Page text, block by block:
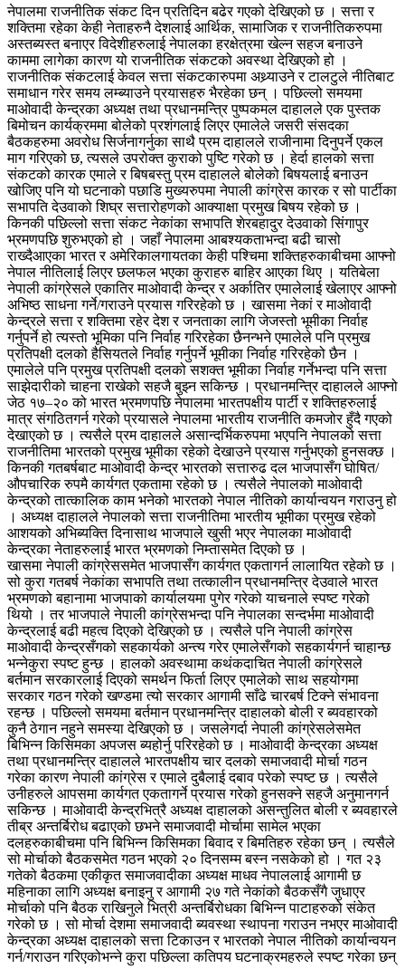
नेपालमा राजनीतिक संकट दिन प्रतिदिन बढेर गएको देखिएको छ । सत्ता र
शक्तिमा रहेका केही नेताहरुनै देशलाई आर्थिक, सामाजिक र राजनीतिकरुपमा
अस्तब्यस्त बनाएर विदेशीहरुलाई नेपालका हरक्षेत्रमा खेल्न सहज बनाउने
काममा लागेका कारण यो राजनीतिक संकटको अवस्था देखिएको हो ।
राजनीतिक संकटलाई केवल सत्ता संकटकारुपमा अथ्र्याउने र टालटुले नीतिबाट
समाधान गरेर समय लम्ब्याउने प्रयासहरु भैरहेका छन् । पछिल्लो समयमा
माओवादी केन्द्रका अध्यक्ष तथा प्रधानमन्त्रि पुष्पकमल दाहालले एक पुस्तक
बिमोचन कार्यक्रममा बोलेको प्रशंगलाई लिएर एमालेले जसरी संसदका
बैठकहरुमा अवरोध सिर्जनागर्नुका साथै प्रम दाहालले राजीनामा दिनुपर्ने एकल
माग गरिएको छ, त्यसले उपरोक्त कुराको पुष्टि गरेको छ । हेर्दा हालको सत्ता
संकटको कारक एमाले र बिषबस्तु प्रम दाहालले बोलेको बिषयलाई बनाउन
खोजिए पनि यो घटनाको पछाडि मुख्यरुपमा नेपाली कांग्रेस कारक र सो पार्टीका
सभापति देउवाको शिघ्र सत्तारोहणको आक्याक्षा प्रमुख बिषय रहेको छ ।
किनकी पछिल्लो सत्ता संकट नेकांका सभापति शेरबहादुर देउवाको सिंगापुर
भ्रमणपछि शुरुभएको हो । जहाँ नेपालमा आबश्यकताभन्दा बढी चासो
राख्दैआएका भारत र अमेरिकालगायतका केही पश्चिमा शक्तिहरुकाबीचमा आफ्नो
नेपाल नीतिलाई लिएर छलफल भएका कुराहरु बाहिर आएका थिए । यतिबेला
नेपाली कांग्रेसले एकातिर माओवादी केन्द्र र अर्कातिर एमालेलाई खेलाएर आफ्नो
अभिष्ठ साधना गर्ने/गराउने प्रयास गरिरहेको छ । खासमा नेकां र माओवादी
केन्द्रले सत्ता र शक्तिमा रहेर देश र जनताका लागि जेजस्तो भूमीका निर्वाह
गर्नुपर्ने हो त्यस्तो भूमिका पनि निर्वाह गरिरहेका छैनन्भने एमालेले पनि प्रमुख
प्रतिपक्षी दलको हैसियतले निर्वाह गर्नुपर्ने भूमीका निर्वाह गरिरहेको छैन ।
एमालेले पनि प्रमुख प्रतिपक्षी दलको सशक्त भूमीका निर्वाह गर्नेभन्दा पनि सत्ता
साझेदारीको चाहना राखेको सहजै बुझ्न सकिन्छ । प्रधानमन्त्रि दाहालले आफ्नो
जेठ १७–२० को भारत भ्रमणपछि नेपालमा भारतपक्षीय पार्टी र शक्तिहरुलाई
मात्र संगठितगर्न गरेको प्रयासले नेपालमा भारतीय राजनीति कमजोर हुँदै गएको
देखाएको छ । त्यसैले प्रम दाहालले असान्दर्भिकरुपमा भएपनि नेपालको सत्ता
राजनीतिमा भारतको प्रमुख भूमीका रहेको देखाउने प्रयास गर्नुभएको हुनसक्छ ।
किनकी गतबर्षबाट माओवादी केन्द्र भारतको सत्तारुढ दल भाजपासँग घोषित/
औपचारिक रुपमै कार्यगत एकतामा रहेको छ । त्यसैले नेपालको माओवादी
केन्द्रको तात्कालिक काम भनेको भारतको नेपाल नीतिको कार्यान्वयन गराउनु हो
। अध्यक्ष दाहालले नेपालको सत्ता राजनीतिमा भारतीय भूमीका प्रमुख रहेको
आशयको अभिब्यक्ति दिनासाथ भाजपाले खुसी भएर नेपालका माओवादी
केन्द्रका नेताहरुलाई भारत भ्रमणको निम्तासमेत दिएको छ ।
खासमा नेपाली कांग्रेससमेत भाजपासँग कार्यगत एकतागर्न लालायित रहेको छ ।
सो कुरा गतबर्ष नेकांका सभापति तथा तत्कालीन प्रधानमन्त्रि देउवाले भारत
भ्रमणको बहानामा भाजपाको कार्यालयमा पुगेर गरेको याचनाले स्पष्ट गरेको
थियो । तर भाजपाले नेपाली कांग्रेसभन्दा पनि नेपालका सन्दर्भमा माओवादी
केन्द्रलाई बढी महत्व दिएको देखिएको छ । त्यसैले पनि नेपाली कांग्रेस
माओवादी केन्द्रसँगको सहकार्यको अन्त्य गरेर एमालेसँगको सहकार्यगर्न चाहान्छ
भन्नेकुरा स्पष्ट हुन्छ । हालको अवस्थामा कथंकदाचित नेपाली कांग्रेसले
बर्तमान सरकारलाई दिएको समर्थन फिर्ता लिएर एमालेको साथ सहयोगमा
सरकार गठन गरेको खण्डमा त्यो सरकार आगामी साँढे चारबर्ष टिक्ने संभावना
रहन्छ । पछिल्लो समयमा बर्तमान प्रधानमन्त्रि दाहालको बोली र ब्यवहारको
कुनै ठेगान नहुने समस्या देखिएको छ । जसलेगर्दा नेपाली कांग्रेसलेसमेत
बिभिन्न किसिमका अपजस ब्यहोर्नु परिरहेको छ । माओवादी केन्द्रका अध्यक्ष
तथा प्रधानमन्त्रि दाहालले भारतपक्षीय चार दलको समाजवादी मोर्चा गठन
गरेका कारण नेपाली कांग्रेस र एमाले दुबैलाई दबाव परेको स्पष्ट छ । त्यसैले
उनीहरुले आपसमा कार्यगत एकतागर्ने प्रयास गरेको हुनसक्ने सहजै अनुमानगर्न
सकिन्छ । माओवादी केन्द्रभित्रै अध्यक्ष दाहालको असन्तुलित बोली र ब्यवहारले
तीब्र अन्तर्बिरोध बढाएको छभने समाजवादी मोर्चामा सामेल भएका
दलहरुकाबीचमा पनि बिभिन्न किसिमका बिवाद र बिमतिहरु रहेका छन् । त्यसैले
सो मोर्चाको बैठकसमेत गठन भएको २० दिनसम्म बस्न नसकेको हो । गत २३
गतेको बैठकमा एकीकृत समाजवादीका अध्यक्ष माधव नेपाललाई आगामी छ
महिनाका लागि अध्यक्ष बनाइनु र आगामी २७ गते नेकांको बैठकसँगै जुधाएर
मोर्चाको पनि बैठक राखिनुले भित्री अन्तर्बिरोधका बिभिन्न पाटाहरुको संकेत
गरेको छ । सो मोर्चा देशमा समाजवादी ब्यवस्था स्थापना गराउन नभएर माओवादी
केन्द्रका अध्यक्ष दाहालको सत्ता टिकाउन र भारतको नेपाल नीतिको कार्यान्वयन
गर्न/गराउन गरिएकोभन्ने कुरा पछिल्ला कतिपय घटनाक्रमहरुले स्पष्ट गरेका छन्